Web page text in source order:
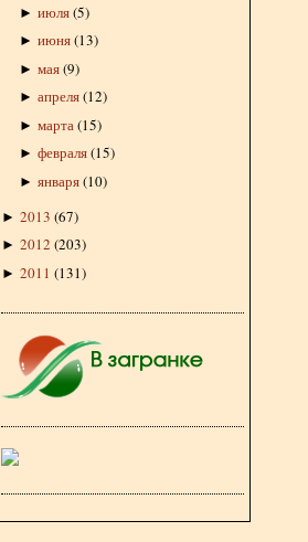
► июля(5)
► июня(13)
► мая(9)
► апреля(12)
► марта(15)
► февраля(15)
► января(10)
► 2013 (67)
► 2012 (203)
► 2011 (131)